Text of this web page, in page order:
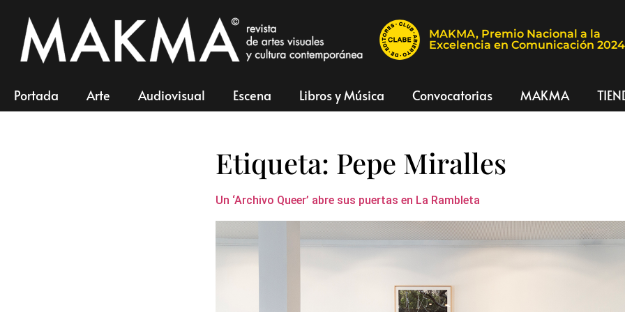
MAKMA, Premio Nacional a la
Excelencia en Comunicación 2024
Portada Arte Audiovisual Escena Libros y Música Convocatorias MAKMA
Etiqueta: Pepe Miralles
Un ‘Archivo Queer’ abre sus puertas en La Rambleta